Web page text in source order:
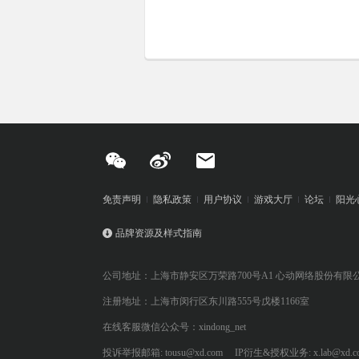
免责声明 隐私政策 用户协议 游戏大厅 论坛 阳光
品牌资源及样式指南
公司地址：上海市静安区万荣路700号A1 心动网络股份有限
注册地址：上海市闵行区东川路555号戊楼1166室
在线客服微信公众号：xindong_net
投诉举报邮箱: tousu@xd.com IP衍生&授权业务: